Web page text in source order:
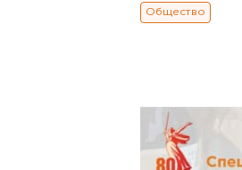
Общество